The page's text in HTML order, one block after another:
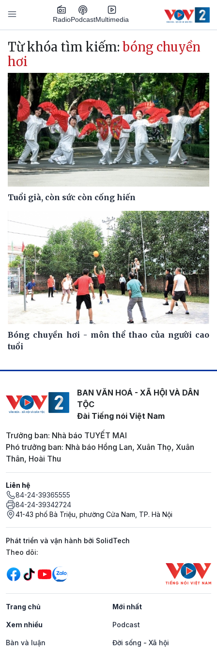
Nhảy đến nội dung
RadioPodcastMultimedia
Main navigation
Từ khóa tìm kiếm: bóng chuyền
hơi
Tuổi già, còn sức còn cống hiến
Bóng chuyền hơi - môn thể thao của người cao
tuổi
BAN VĂN HOÁ - XÃ HỘI VÀ DÂN
TỘC
Đài Tiếng nói Việt Nam
Trưởng ban: Nhà báo TUYẾT MAI
Phó trưởng ban: Nhà báo Hồng Lan, Xuân Thọ, Xuân
Thân, Hoài Thu
Liên hệ
84-24-39365555
84-24-39342724
41-43 phố Bà Triệu, phường Cửa Nam, TP. Hà Nội
Phát triển và vận hành bởi SolidTech
Mạng xã hội
Theo dõi:
Trang chủ Mới nhất
Xem nhiều Podcast
Bàn và luận Đời sống - Xã hội